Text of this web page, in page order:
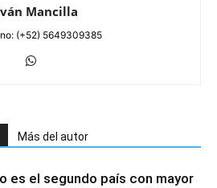
Mancilla
(+52) 5649309385
Más del autor
es el segundo país con mayor